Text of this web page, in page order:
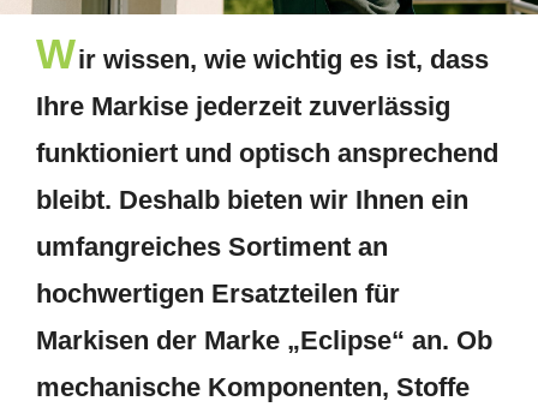
Wir wissen, wie wichtig es ist, dass
Ihre Markise jederzeit zuverlässig
funktioniert und optisch ansprechend
bleibt. Deshalb bieten wir Ihnen ein
umfangreiches Sortiment an
hochwertigen Ersatzteilen für
Markisen der Marke „Eclipse“ an. Ob
mechanische Komponenten, Stoffe